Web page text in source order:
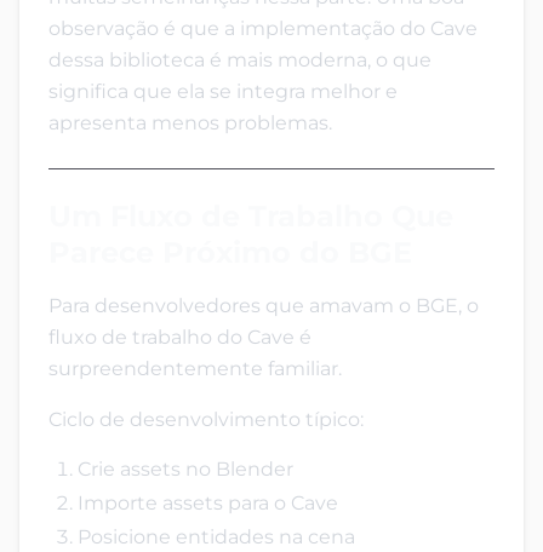
observação é que a implementação do Cave
dessa biblioteca é mais moderna, o que
significa que ela se integra melhor e
apresenta menos problemas.
Para desenvolvedores que amavam o BGE, o
fluxo de trabalho do Cave é
surpreendentemente familiar.
Ciclo de desenvolvimento típico:
Crie assets no Blender
Importe assets para o Cave
Posicione entidades na cena